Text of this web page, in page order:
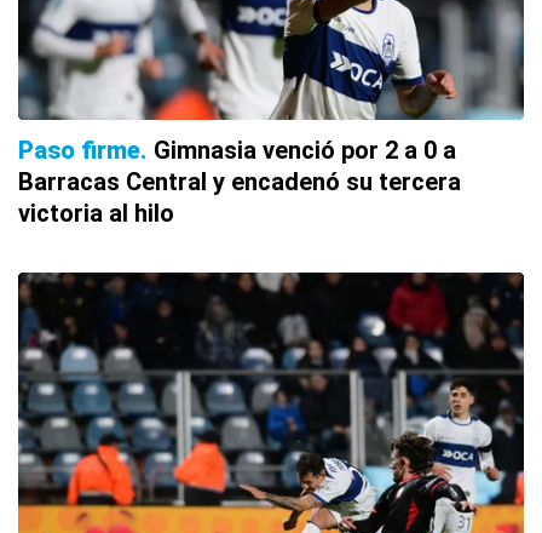
Paso firme Gimnasia venció por 2 a 0 a
Barracas Central y encadenó su tercera
victoria al hilo